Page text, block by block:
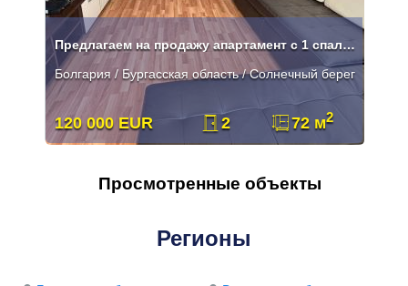
Предлагаем на продажу апартамент с 1 спальней .
Болгария / Бургасская область / Солнечный берег
120 000 EUR 2 72 м2
Просмотренные объекты
Регионы